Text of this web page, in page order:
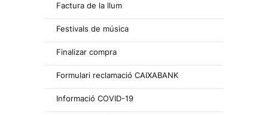
Factura de la llum
Festivals de música
Finalizar compra
Formulari reclamació CAIXABANK
Informació COVID-19